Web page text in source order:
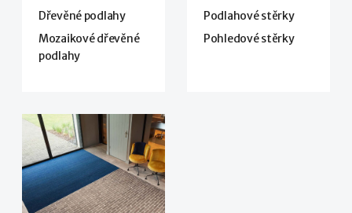
Dřevěné podlahy
Mozaikové dřevěné
podlahy
Podlahové stěrky
Pohledové stěrky